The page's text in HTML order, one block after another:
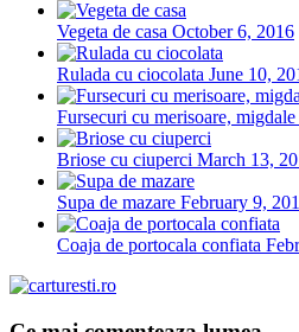
Vegeta de casa October 6, 2016
Rulada cu ciocolata June 10,
Fursecuri cu merisoare,
Briose cu ciuperci March 13,
Supa de mazare February 9,
Coaja de portocala confiata